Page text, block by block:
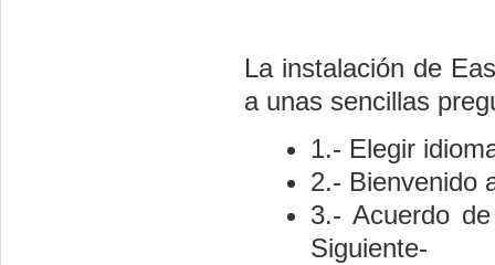
La instalación de
a unas sencillas
1.- Elegir
2.- Bienvenido
3.- Acuerdo
Siguiente-